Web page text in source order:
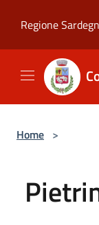
Regione
Home >